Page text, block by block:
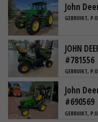
John
GEBRUIKT,
JOHN
#781556
GEBRUIKT,
John
#690569
GEBRUIKT,